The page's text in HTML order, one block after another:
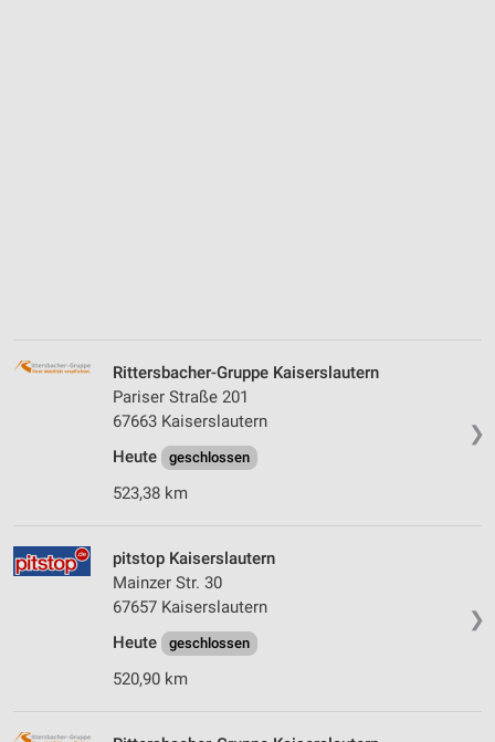
❯
Rittersbacher-Gruppe Kaiserslautern
Pariser Straße 201
67663 Kaiserslautern
Heute
geschlossen
523,38 km
❯
pitstop Kaiserslautern
Mainzer Str. 30
67657 Kaiserslautern
Heute
geschlossen
520,90 km